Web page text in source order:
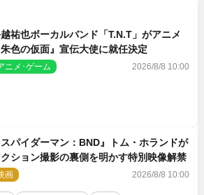
祐也ボーカルバンド「T.N.T」がアニメ
色の仮面』宣伝大使に就任決定
ニメ･ゲーム 2026/8/8 10:00
パイダーマン：BND』トム・ホランドが
ション撮影の裏側を明かす特別映像解禁
画 2026/8/8 10:00